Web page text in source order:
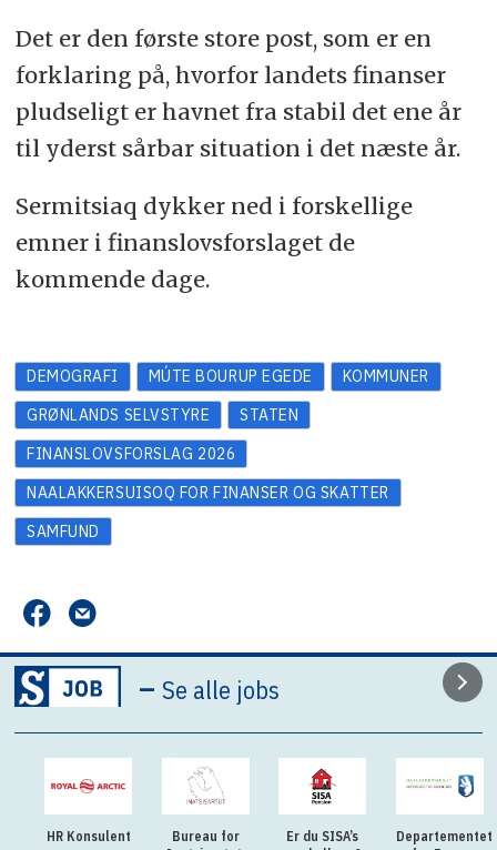
Det er den første store post, som er en
forklaring på, hvorfor landets finanser
pludseligt er havnet fra stabil det ene år
til yderst sårbar situation i det næste år.
Sermitsiaq dykker ned i forskellige
emner i finanslovsforslaget de
kommende dage.
DEMOGRAFI MÚTE BOURUP EGEDE
KOMMUNER
GRØNLANDS SELVSTYRE
STATEN
FINANSLOVSFORSLAG 2026
NAALAKKERSUISOQ FOR FINANSER OG SKATTER
SAMFUND
–Se alle jobs
HR Konsulent
Bureau for
Er du SISA’s
Departementet